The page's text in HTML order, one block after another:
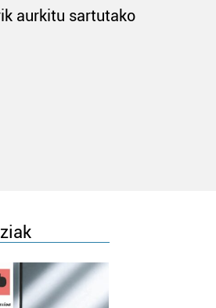
aurkitu sartutako